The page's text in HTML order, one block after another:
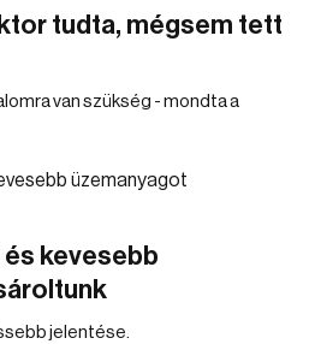
tudta, mégsem tett
van szükség - mondta a
kevesebb
jelentése.